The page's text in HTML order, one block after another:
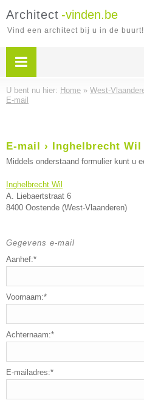
Architect -vinden.be
Vind een architect bij u in de buurt!
U bent nu hier: Home » West-
E-mail
E-mail › Inghelbrecht Wil
Middels onderstaand formulier kunt u
Inghelbrecht Wil
A. Liebaertstraat 6
8400 Oostende (West-Vlaanderen)
Gegevens e-mail
Aanhef:*
Voornaam:*
Achternaam:*
E-mailadres:*